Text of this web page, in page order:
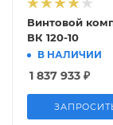
Винтовой
ВК 120-10
В НАЛИЧИИ
1 837 933 ₽